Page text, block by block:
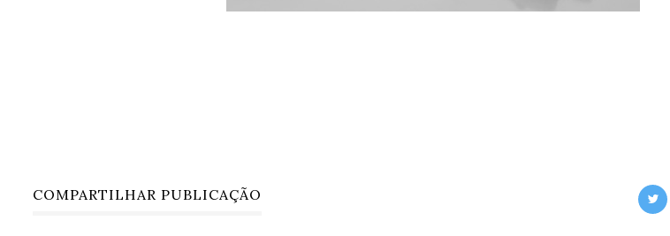
COMPARTILHAR PUBLICAÇÃO